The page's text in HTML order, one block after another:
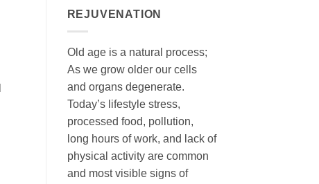
REJUVENATION
Old age is a natural process;
As we grow older our cells
and organs degenerate.
Today’s lifestyle stress,
processed food, pollution,
long hours of work, and lack of
physical activity are common
and most visible signs of